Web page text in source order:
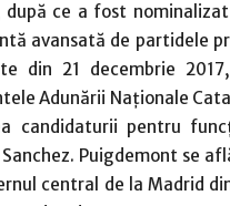
ce a fost
avansată de partidele
din 21 decembrie
Adunării Naţionale
candidaturii pentru
Puigdemont se
central de la Madrid